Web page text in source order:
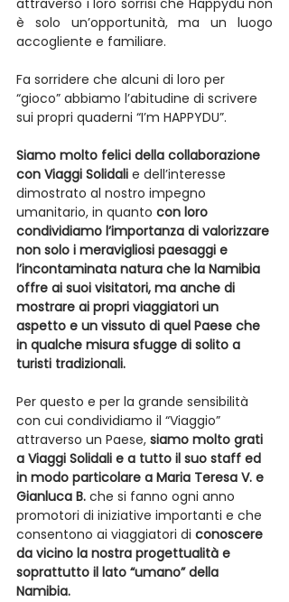
attraverso i loro sorrisi che Happydu non
è solo un’opportunità, ma un luogo
accogliente e familiare.
Fa sorridere che alcuni di loro per
“gioco” abbiamo l’abitudine di scrivere
sui propri quaderni “I’m HAPPYDU”.
Siamo molto felici della collaborazione
con Viaggi Solidali e dell’interesse
dimostrato al nostro impegno
umanitario, in quanto con loro
condividiamo l’importanza di valorizzare
non solo i meravigliosi paesaggi e
l’incontaminata natura che la Namibia
offre ai suoi visitatori, ma anche di
mostrare ai propri viaggiatori un
aspetto e un vissuto di quel Paese che
in qualche misura sfugge di solito a
turisti tradizionali.
Per questo e per la grande sensibilità
con cui condividiamo il “Viaggio”
attraverso un Paese, siamo molto grati
a Viaggi Solidali e a tutto il suo staff ed
in modo particolare a Maria Teresa V. e
Gianluca B. che si fanno ogni anno
promotori di iniziative importanti e che
consentono ai viaggiatori di conoscere
da vicino la nostra progettualità e
soprattutto il lato “umano” della
Namibia.